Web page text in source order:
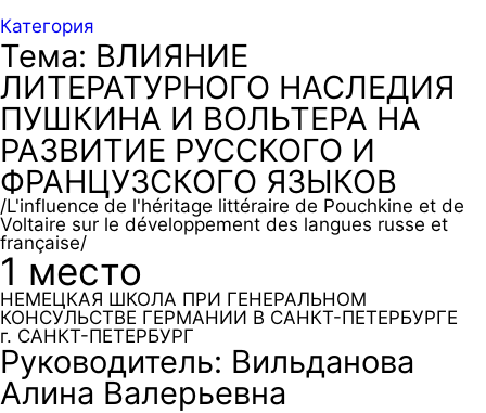
Категория
Тема: ВЛИЯНИЕ
ЛИТЕРАТУРНОГО НАСЛЕДИЯ
ПУШКИНА И ВОЛЬТЕРА НА
РАЗВИТИЕ РУССКОГО И
ФРАНЦУЗСКОГО ЯЗЫКОВ
/L'influence de l'héritage littéraire de Pouchkine et de
Voltaire sur le développement des langues russe et
française/
1 место
НЕМЕЦКАЯ ШКОЛА ПРИ ГЕНЕРАЛЬНОМ
КОНСУЛЬСТВЕ ГЕРМАНИИ В САНКТ-ПЕТЕРБУРГЕ
г. САНКТ-ПЕТЕРБУРГ
Руководитель: Вильданова
Алина Валерьевна